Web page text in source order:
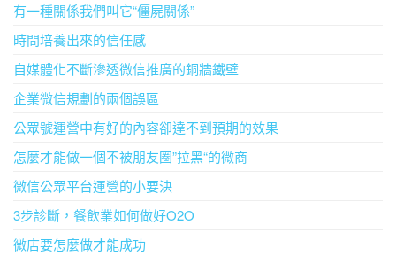
有一種關係我們叫它“僵屍關係”
時間培養出來的信任感
自媒體化不斷滲透微信推廣的銅牆鐵壁
企業微信規劃的兩個誤區
公眾號運營中有好的內容卻達不到預期的效果
怎麼才能做一個不被朋友圈”拉黑“的微商
微信公眾平台運營的小要決
3步診斷，餐飲業如何做好O2O
微店要怎麼做才能成功